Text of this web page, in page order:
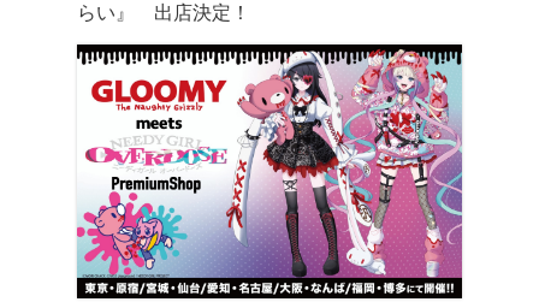
らい』 出店決定！